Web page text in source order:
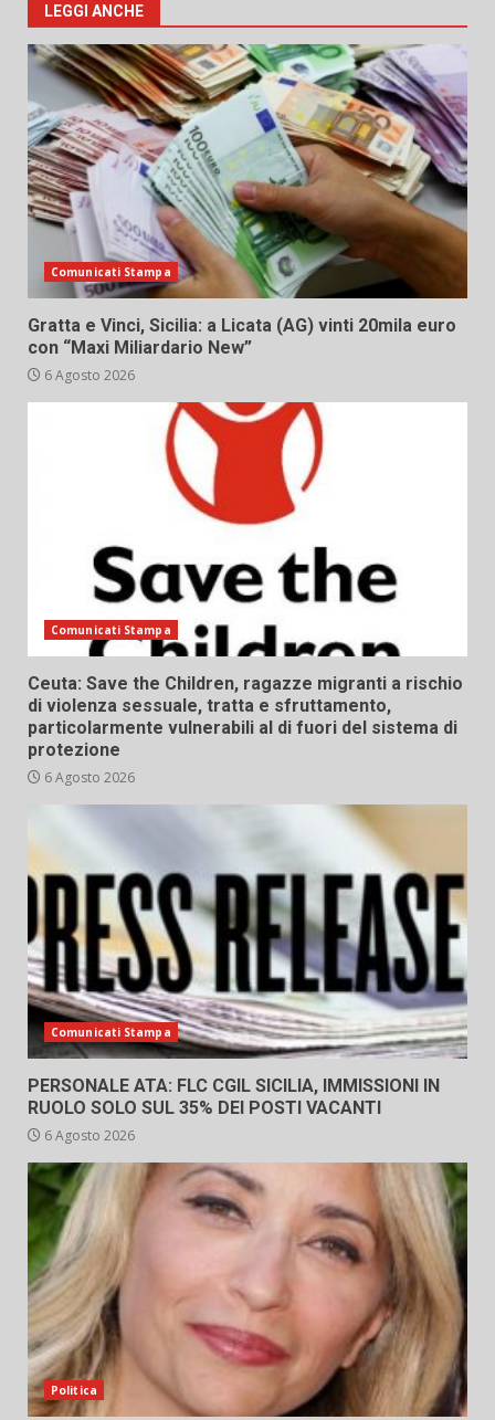
LEGGI ANCHE
Comunicati Stampa
Gratta e Vinci, Sicilia: a Licata (AG) vinti 20mila euro
con “Maxi Miliardario New”
6 Agosto 2026
Comunicati Stampa
Ceuta: Save the Children, ragazze migranti a rischio
di violenza sessuale, tratta e sfruttamento,
particolarmente vulnerabili al di fuori del sistema di
protezione
6 Agosto 2026
Comunicati Stampa
PERSONALE ATA: FLC CGIL SICILIA, IMMISSIONI IN
RUOLO SOLO SUL 35% DEI POSTI VACANTI
6 Agosto 2026
Politica